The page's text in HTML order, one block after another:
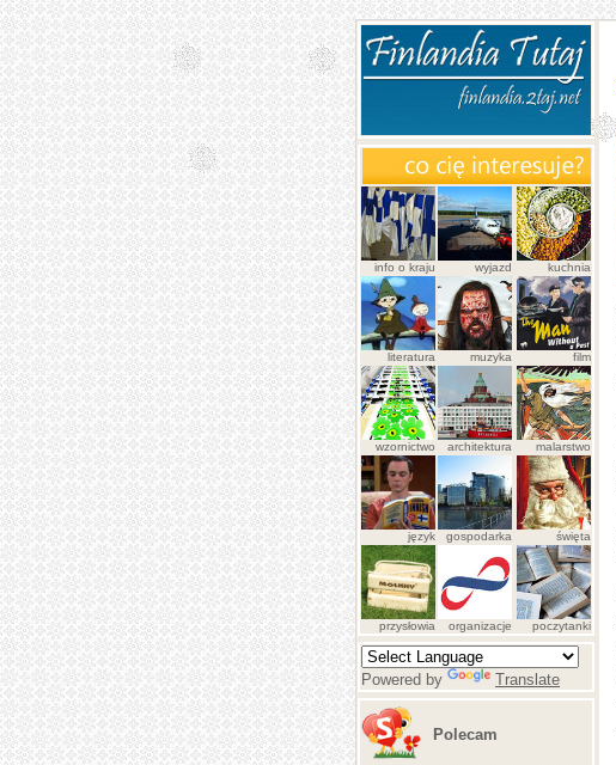
info o kraju wyjazd kuchnia
literatura muzyka film
wzornictwo architektura malarstwo
język gospodarka święta
przysłowia organizacje poczytanki
Powered by Translate
Polecam